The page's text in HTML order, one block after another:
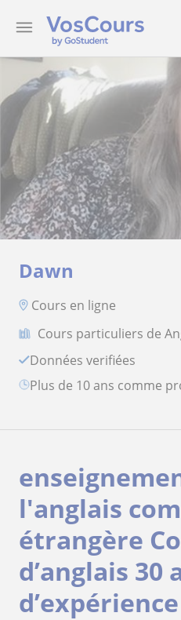
Dawn
Cours en ligne
Cours particuliers de
Données verifiées
plus de 10 ans comme
l'anglais
étrangère
d’anglais 30
d’expérience